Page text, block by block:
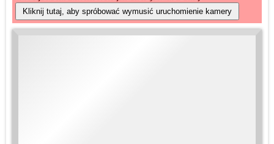
Kliknij tutaj, aby spróbować wymusić uruchomienie kamery